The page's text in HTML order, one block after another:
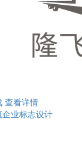
查看详情
企业标志设计